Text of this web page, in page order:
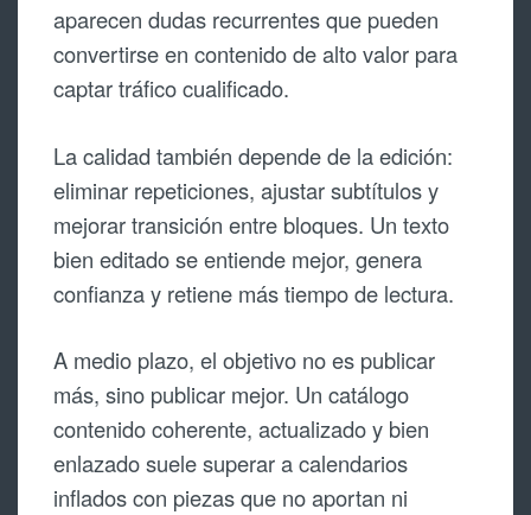
aparecen dudas recurrentes que pueden
convertirse en contenido de alto valor para
captar tráfico cualificado.
La calidad también depende de la edición:
eliminar repeticiones, ajustar subtítulos y
mejorar transición entre bloques. Un texto
bien editado se entiende mejor, genera
confianza y retiene más tiempo de lectura.
A medio plazo, el objetivo no es publicar
más, sino publicar mejor. Un catálogo
contenido coherente, actualizado y bien
enlazado suele superar a calendarios
inflados con piezas que no aportan ni